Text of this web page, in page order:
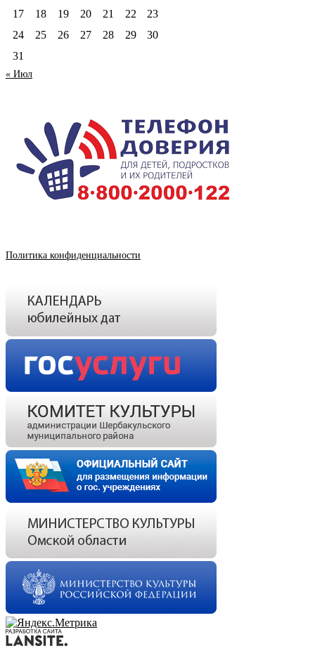
17
18 19 20 21 22
23
24
25 26 27 28 29
30
31
« Июл
Политика конфиденциальности